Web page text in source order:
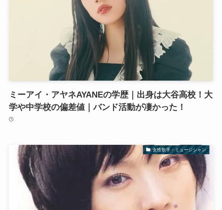
ミーアイ・アヤネAYANEの学歴｜出身は大谷高校！大
学や中学校の偏差値｜バンド活動が凄かった！
女性歌手・ミュージシャン